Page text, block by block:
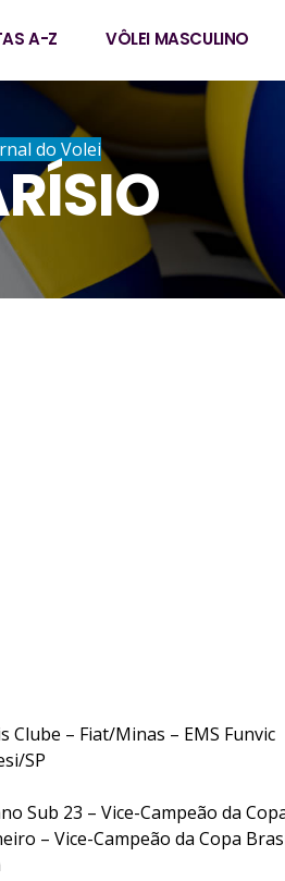
A-Z VÔLEI MASCULINO
do Volei
– Fiat/Minas – EMS Funvic
SP
Sub 23 – Vice-Campeão da
– Vice-Campeão da Copa